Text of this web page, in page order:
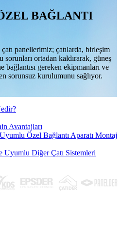
BAĞLANTI
panellerimiz; çatılarda, birleşim
sorunları ortadan kaldırarak, güneş
bağlantısı gereken ekipmanları ve
sorunsuz kurulumunu sağlıyor.
Avantajları
Özel Bağlantı Aparatı Montaj
Uyumlu Diğer Çatı Sistemleri